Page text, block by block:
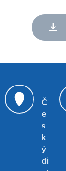
Č
e
s
k
ý
di